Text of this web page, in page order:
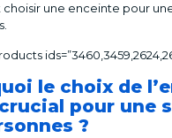
une enceinte pour
le choix de
pour une
?